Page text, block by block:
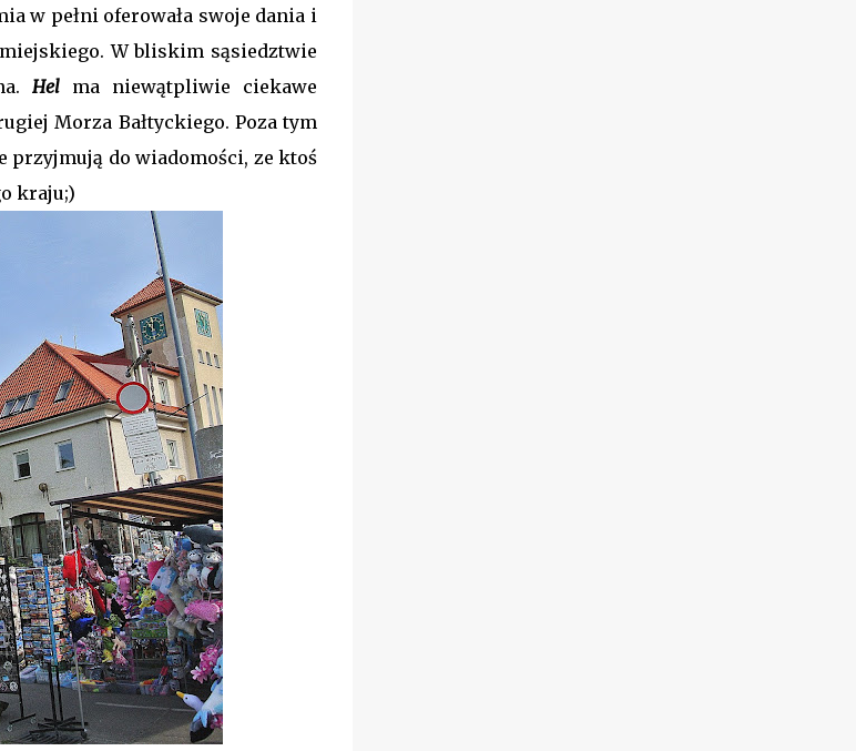
w pełni oferowała swoje dania i
W bliskim sąsiedztwie
Hel ma niewątpliwie ciekawe
Morza Bałtyckiego. Poza tym
do wiadomości, ze ktoś
kraju;)